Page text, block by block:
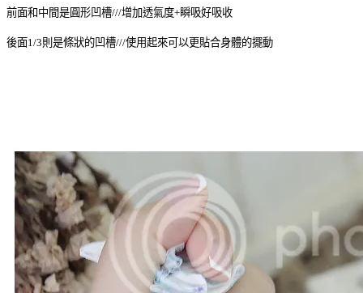
前面和中間是圓形凹槽///增加透氣度+瞬吸好吸收
後面1/3則是條狀的凹槽///使用起來可以更貼合身體的擺動